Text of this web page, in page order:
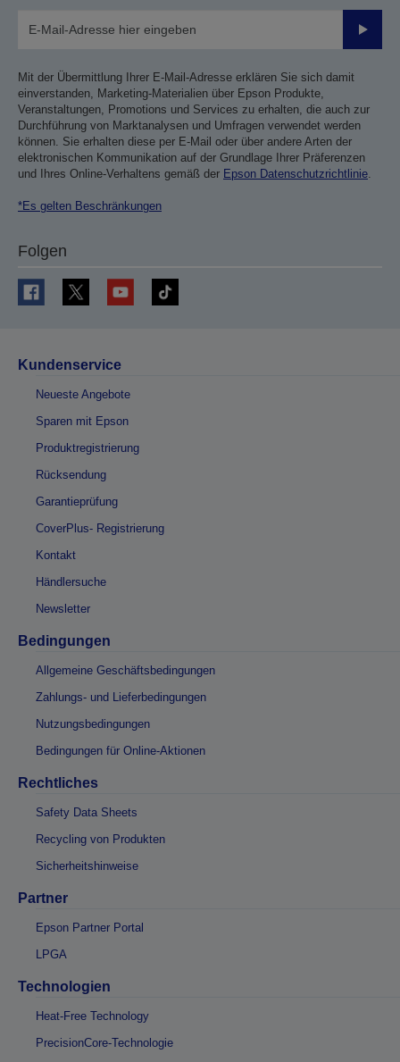
Mit der Übermittlung Ihrer E-Mail-Adresse erklären Sie sich damit
einverstanden, Marketing-Materialien über Epson Produkte,
Veranstaltungen, Promotions und Services zu erhalten, die auch zur
Durchführung von Marktanalysen und Umfragen verwendet werden
können. Sie erhalten diese per E-Mail oder über andere Arten der
elektronischen Kommunikation auf der Grundlage Ihrer Präferenzen
und Ihres Online-Verhaltens gemäß der Epson Datenschutzrichtlinie.
*Es gelten Beschränkungen
Folgen
Kundenservice
Neueste Angebote
Sparen mit Epson
Produktregistrierung
Rücksendung
Garantieprüfung
CoverPlus- Registrierung
Kontakt
Händlersuche
Newsletter
Bedingungen
Allgemeine Geschäftsbedingungen
Zahlungs- und Lieferbedingungen
Nutzungsbedingungen
Bedingungen für Online-Aktionen
Rechtliches
Safety Data Sheets
Recycling von Produkten
Sicherheitshinweise
Partner
Epson Partner Portal
LPGA
Technologien
Heat-Free Technology
PrecisionCore-Technologie